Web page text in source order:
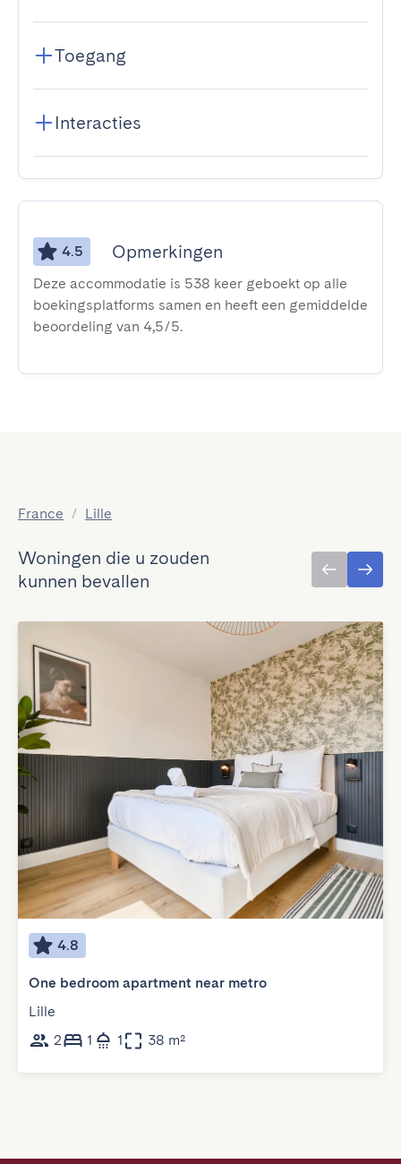
Toegang
Interacties
4.5 Opmerkingen
Deze accommodatie is 538 keer geboekt op alle
boekingsplatforms samen en heeft een gemiddelde
beoordeling van 4,5/5.
France / Lille
Woningen die u zouden
kunnen bevallen
4.8
One bedroom apartment near metro
Lille
2
1 1 38 m²